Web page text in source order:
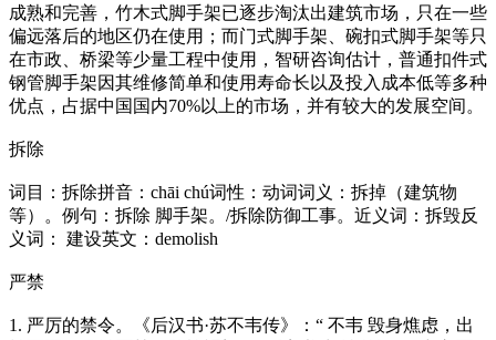
成熟和完善，竹木式脚手架已逐步淘汰出建筑市场，只在一些
偏远落后的地区仍在使用；而门式脚手架、碗扣式脚手架等只
在市政、桥梁等少量工程中使用，智研咨询估计，普通扣件式
钢管脚手架因其维修简单和使用寿命长以及投入成本低等多种
优点，占据中国国内70%以上的市场，并有较大的发展空间。
拆除
词目：拆除拼音：chāi chú词性：动词词义：拆掉（建筑物
等）。例句：拆除 脚手架。/拆除防御工事。近义词：拆毁反
义词： 建设英文：demolish
严禁
1. 严厉的禁令。《后汉书·苏不韦传》：“ 不韦 毁身燋虑，出